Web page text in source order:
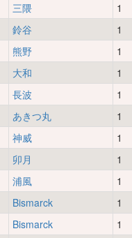
三隈
1
鈴谷
1
熊野
1
大和
1
長波
1
あきつ丸
1
神威
1
卯月
1
浦風
1
Bismarck
1
Bismarck
1